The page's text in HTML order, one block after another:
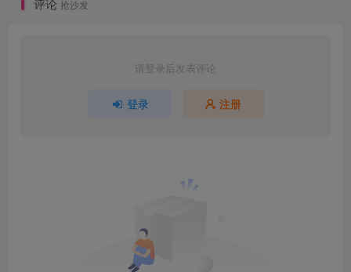
评论 抢沙发
请登录后发表评论
登录 注册